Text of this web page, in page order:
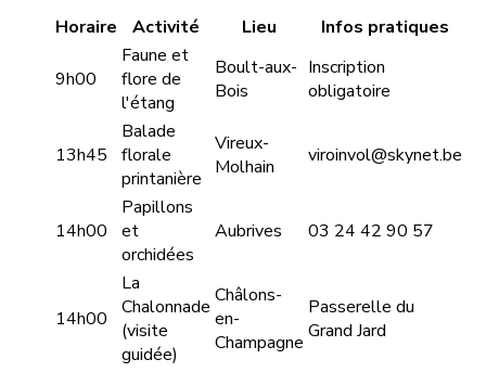
Horaire
Activité Lieu Infos pratiques
9h00
Faune et
flore de
l'étang
Boult-aux-
Bois
Inscription
obligatoire
13h45
Balade
florale
printanière
Vireux-
Molhain
viroinvol@skynet.be
14h00
Papillons
et
orchidées
Aubrives 03 24 42 90 57
14h00
La
Chalonnade
(visite
guidée)
Châlons-
en-
Champagne
Passerelle du
Grand Jard